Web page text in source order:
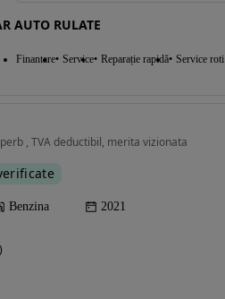
AUTO RULATE
Finantare Service Reparație rapidă Service roti
, TVA deductibil, merita vizionata
Benzina 2021